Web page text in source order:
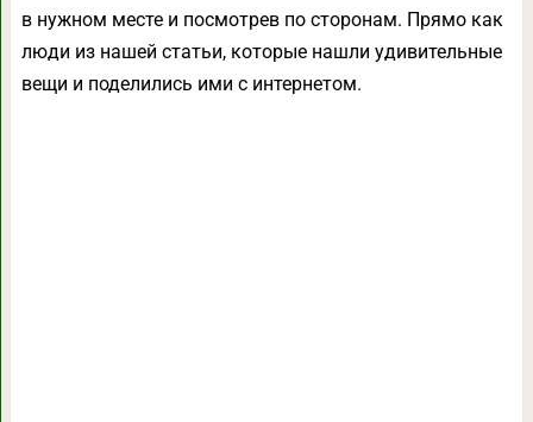
в нужном месте и посмотрев по сторонам. Прямо как
люди из нашей статьи, которые нашли удивительные
вещи и поделились ими с интернетом.